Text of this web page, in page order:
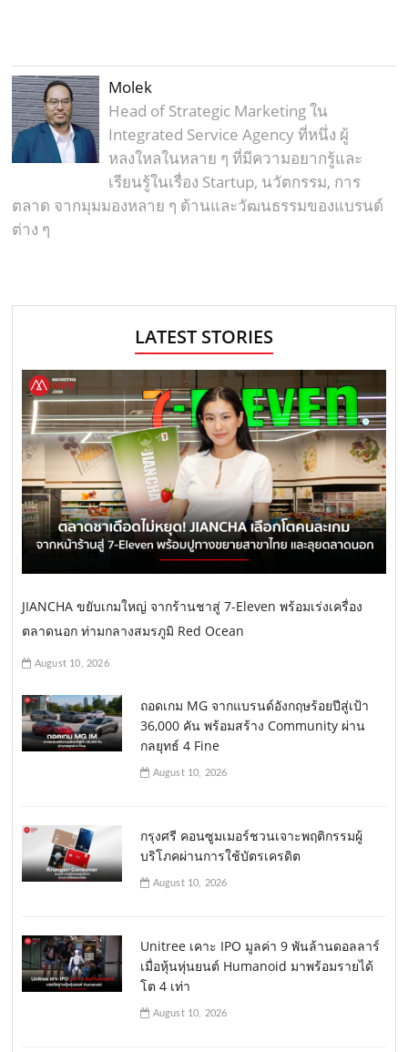
Molek
Head of Strategic Marketing ใน
Integrated Service Agency ที่หนึ่ง ผู้
หลงใหลในหลาย ๆ ที่มีความอยากรู้และ
เรียนรู้ในเรื่อง Startup, นวัตกรรม, การ
ตลาด จากมุมมองหลาย ๆ ด้านและวัฒนธรรมของแบรนด์
ต่าง ๆ
LATEST STORIES
JIANCHA ขยับเกมใหญ่ จากร้านชาสู่ 7-Eleven พร้อมเร่งเครื่อง
ตลาดนอก ท่ามกลางสมรภูมิ Red Ocean
August 10, 2026
ถอดเกม MG จากแบรนด์อังกฤษร้อยปีสู่เป้า
36,000 คัน พร้อมสร้าง Community ผ่าน
กลยุทธ์ 4 Fine
August 10, 2026
กรุงศรี คอนซูมเมอร์ชวนเจาะพฤติกรรมผู้
บริโภคผ่านการใช้บัตรเครดิต
August 10, 2026
Unitree เคาะ IPO มูลค่า 9 พันล้านดอลลาร์
เมื่อหุ้นหุ่นยนต์ Humanoid มาพร้อมรายได้
โต 4 เท่า
August 10, 2026